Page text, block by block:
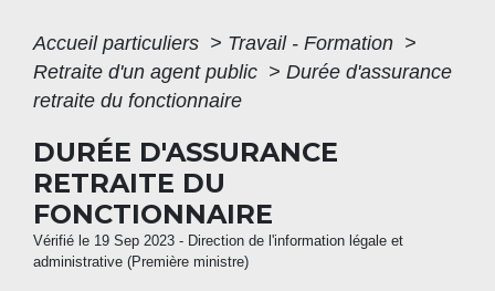
Accueil particuliers > Travail - Formation >
Retraite d'un agent public > Durée d'assurance
retraite du fonctionnaire
DURÉE D'ASSURANCE
RETRAITE DU
FONCTIONNAIRE
Vérifié le 19 Sep 2023 - Direction de l'information légale et
administrative (Première ministre)